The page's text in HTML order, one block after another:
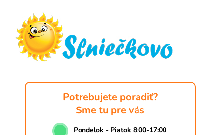
i
e
v
k
y
v
ý
Potrebujete poradiť?
Sme tu pre vás
Pondelok - Piatok 8:00-17:00